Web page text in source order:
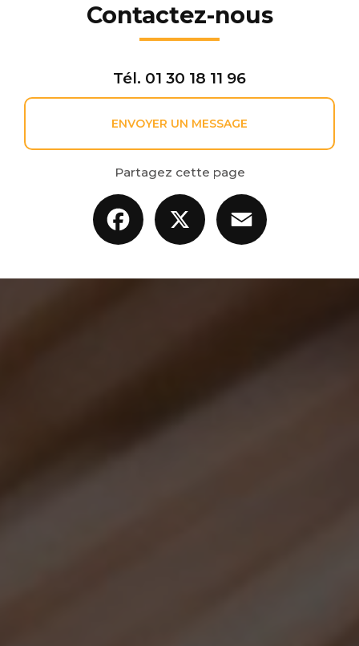
Contactez-nous
Tél. 01 30 18 11 96
ENVOYER UN MESSAGE
Partagez cette page
Facebook